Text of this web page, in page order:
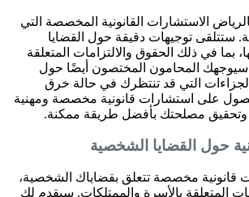
الاستشارات القانونية المخصصة التي
ستتلقى توجيهات دقيقة حول القضايا
بما في ذلك الحقوق والالتزامات المتعلقة
سيوجهك المحامون المختصون أيضًا حول
التي قد تنتظرك في حالة خرق
على استشارات قانونية مخصصة ومهنية
مصلحتك بأفضل طريقة ممكنة.
مخصصة تتعلق بقضاياك الشخصية،
المتعلقة بالأسرة والممتلكات. سيقدم لك